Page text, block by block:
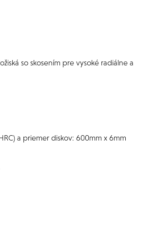
so skosením pre vysoké radiálne a
a priemer diskov: 600mm x 6mm